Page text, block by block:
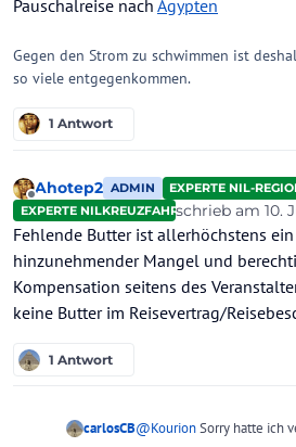
Pauschalreise nach Ägypten
Gegen den Strom zu schwimmen ist
so viele entgegenkommen.
1 Antwort
Offline
Ahotep2 ADMIN
EXPERTE NIL-
EXPERTE NILKREUZFAHRTENschrieb am 10.
zuletzt editiert
Fehlende Butter ist allerhöchstens
hinzunehmender Mangel und
Kompensation seitens des
keine Butter im Reisevertrag/
1 Antwort
carlosCB@KourionSorry hatte ich